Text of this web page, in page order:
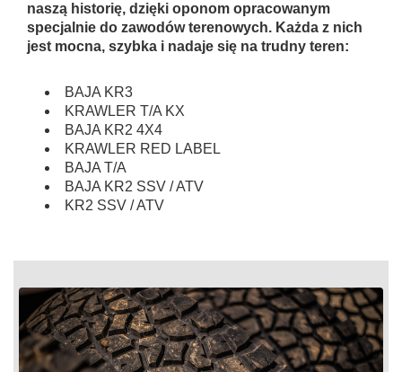
naszą historię, dzięki oponom opracowanym
specjalnie do zawodów terenowych. Każda z nich
jest mocna, szybka i nadaje się na trudny teren:
BAJA KR3
KRAWLER T/A KX
BAJA KR2 4X4
KRAWLER RED LABEL
BAJA T/A
BAJA KR2 SSV / ATV
KR2 SSV / ATV